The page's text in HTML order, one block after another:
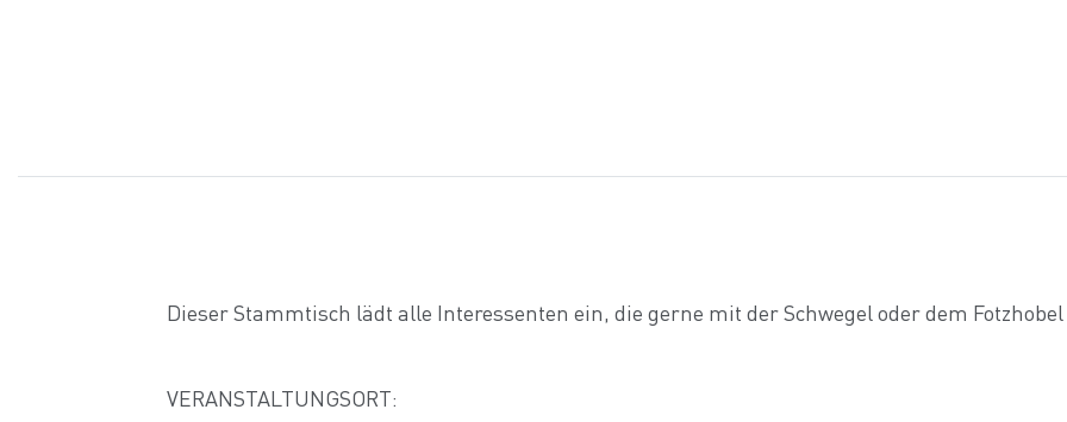
Dieser Stammtisch lädt alle Interessenten ein, die gerne mit der Schwegel oder dem
VERANSTALTUNGSORT: